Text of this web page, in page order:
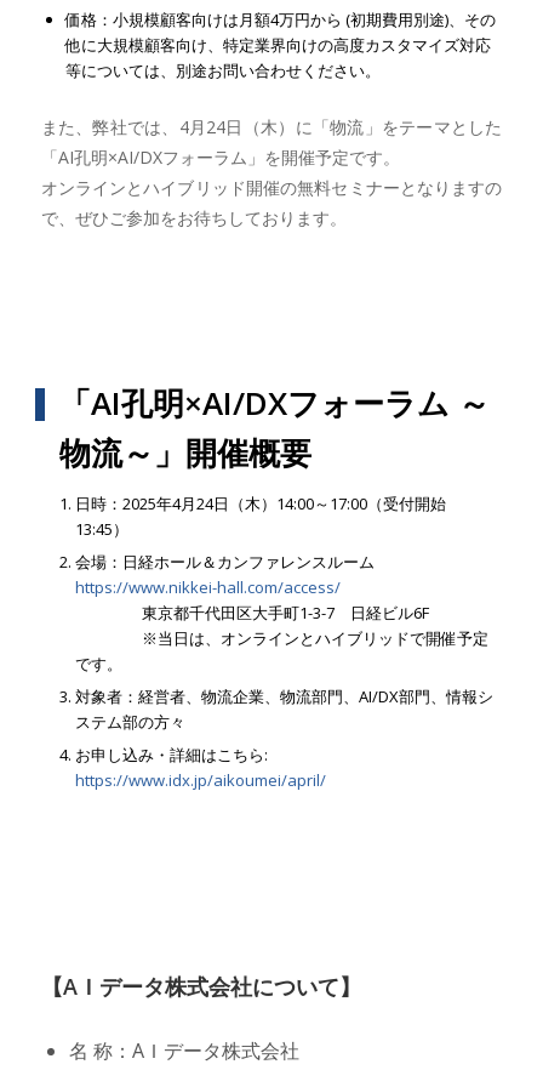
価格：小規模顧客向けは月額4万円から (初期費用別途)、その
他に大規模顧客向け、特定業界向けの高度カスタマイズ対応
等については、別途お問い合わせください。
また、弊社では、4月24日（木）に「物流」をテーマとした
「AI孔明×AI/DXフォーラム」を開催予定です。
オンラインとハイブリッド開催の無料セミナーとなりますの
で、ぜひご参加をお待ちしております。
「AI孔明×AI/DXフォーラム ～
物流～」開催概要
日時：2025年4月24日（木）14:00～17:00（受付開始
13:45）
会場：日経ホール＆カンファレンスルーム
https://www.nikkei-hall.com/access/
東京都千代田区大手町1-3-7 日経ビル6F
※当日は、オンラインとハイブリッドで開催予定
です。
対象者：経営者、物流企業、物流部門、AI/DX部門、情報シ
ステム部の方々
お申し込み・詳細はこちら:
https://www.idx.jp/aikoumei/april/
【AＩデータ株式会社について】
名 称：AＩデータ株式会社